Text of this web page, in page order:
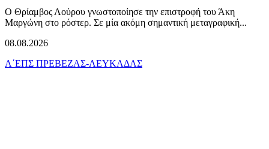
Ο Θρίαμβος Λούρου γνωστοποίησε την επιστροφή του Άκη
Μαργώνη στο ρόστερ. Σε μία ακόμη σημαντική μεταγραφική...
08.08.2026
Α΄ΕΠΣ ΠΡΕΒΕΖΑΣ-ΛΕΥΚΑΔΑΣ